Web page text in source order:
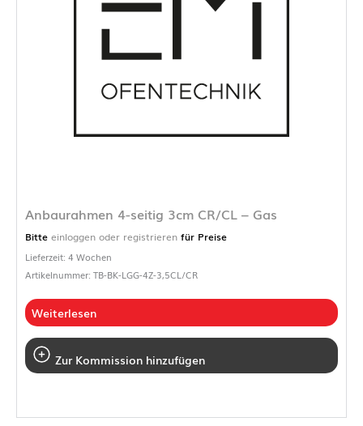
Anbaurahmen 4-seitig 3cm CR/CL – Gas
Bitte einloggen oder registrieren für Preise
Lieferzeit: 4 Wochen
Artikelnummer: TB-BK-LGG-4Z-3,5CL/CR
Weiterlesen
Zur Kommission hinzufügen